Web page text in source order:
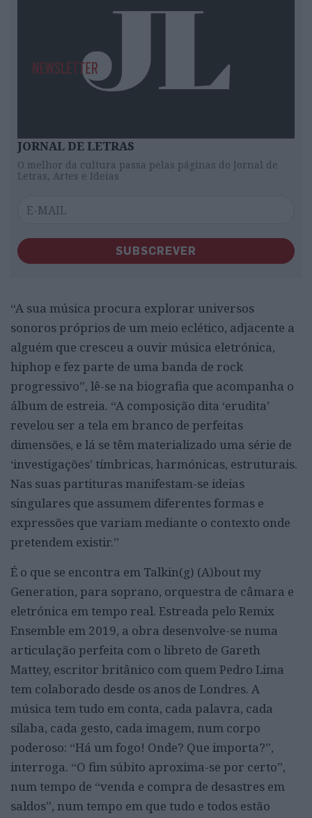
JORNAL DE LETRAS
O melhor da cultura passa pelas páginas do Jornal de
Letras, Artes e Ideias
SUBSCREVER
“A sua música procura explorar universos
sonoros próprios de um meio eclético, adjacente a
alguém que cresceu a ouvir música eletrónica,
hiphop e fez parte de uma banda de rock
progressivo”, lê-se na biografia que acompanha o
álbum de estreia. “A composição dita ‘erudita’
revelou ser a tela em branco de perfeitas
dimensões, e lá se têm materializado uma série de
‘investigações’ tímbricas, harmónicas, estruturais.
Nas suas partituras manifestam-se ideias
singulares que assumem diferentes formas e
expressões que variam mediante o contexto onde
pretendem existir.”
É o que se encontra em Talkin(g) (A)bout my
Generation, para soprano, orquestra de câmara e
eletrónica em tempo real. Estreada pelo Remix
Ensemble em 2019, a obra desenvolve-se numa
articulação perfeita com o libreto de Gareth
Mattey, escritor britânico com quem Pedro Lima
tem colaborado desde os anos de Londres. A
música tem tudo em conta, cada palavra, cada
sílaba, cada gesto, cada imagem, num corpo
poderoso: “Há um fogo! Onde? Que importa?”,
interroga. “O fim súbito aproxima-se por certo”,
num tempo de “venda e compra de desastres em
saldos”, num tempo em que tudo e todos estão